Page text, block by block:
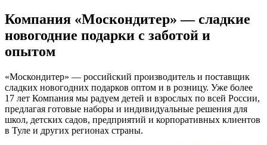
Компания «Москондитер» — сладкие
новогодние подарки с заботой и
опытом
«Москондитер» — российский производитель и поставщик
сладких новогодних подарков оптом и в розницу. Уже более
17 лет Компания мы радуем детей и взрослых по всей России,
предлагая готовые наборы и индивидуальные решения для
школ, детских садов, предприятий и корпоративных клиентов
в Туле и других регионах страны.